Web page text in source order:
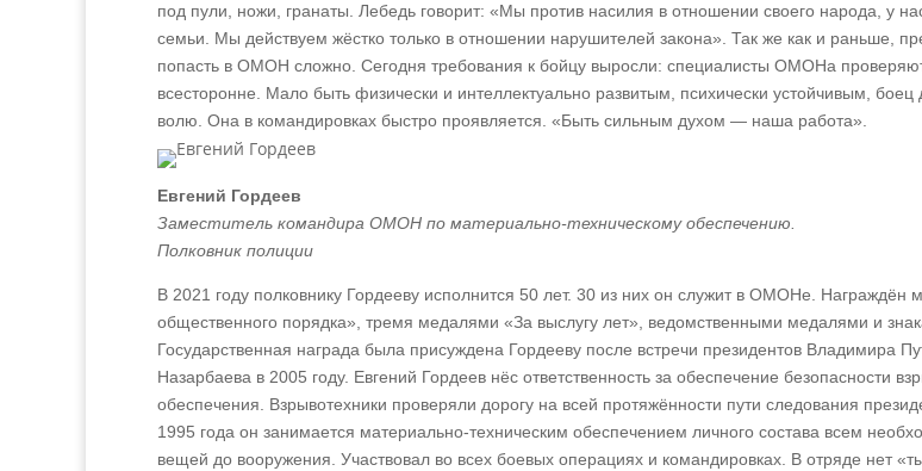
под пули, ножи, гранаты. Лебедь говорит: «Мы против насилия в отношении своего народа, у
семьи. Мы действуем жёстко только в отношении нарушителей закона». Так же как и раньше,
попасть в ОМОН сложно. Сегодня требования к бойцу выросли: специалисты ОМОНа
всесторонне. Мало быть физически и интеллектуально развитым, психически устойчивым,
волю. Она в командировках быстро проявляется. «Быть сильным духом — наша работа».
Евгений Гордеев
Заместитель командира ОМОН по материально-техническому обеспечению.
Полковник полиции
В 2021 году полковнику Гордееву исполнится 50 лет. 30 из них он служит в ОМОНе. Награждён
общественного порядка», тремя медалями «За выслугу лет», ведомственными медалями и
Государственная награда была присуждена Гордееву после встречи президентов Владимира
Назарбаева в 2005 году. Евгений Гордеев нёс ответственность за обеспечение безопасности
обеспечения. Взрывотехники проверяли дорогу на всей протяжённости пути следования
1995 года он занимается материально-техническим обеспечением личного состава всем
вещей до вооружения. Участвовал во всех боевых операциях и командировках. В отряде нет